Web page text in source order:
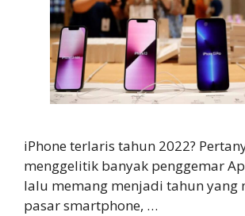
iPhone terlaris tahun 2022?
menggelitik banyak penggemar
lalu memang menjadi tahun yang
pasar smartphone, …